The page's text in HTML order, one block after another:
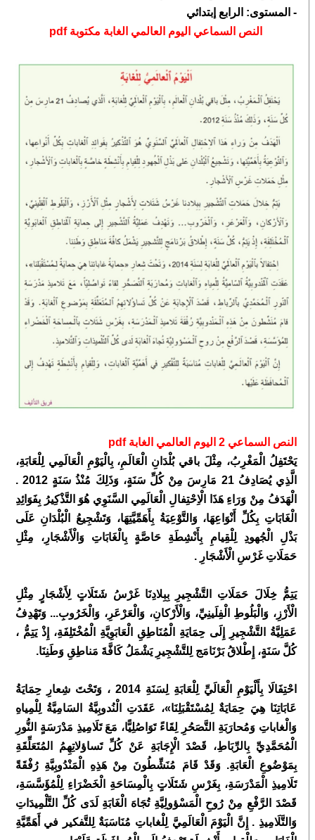
- المستوى: الرابع إبتدائي
النص السماعي اليوم العالمي الغابة مكتوبة pdf
النص السماعي 2 اليوم العالمي الغابة pdf
يَحْتَفِلُ الْمَغْرِبُ، مِثْلَ باقي بُلْدَانِ الْعَالَمِ، بِالْيَوْمِ الْعَالَمِي لِلْعَابَةِ،
الَّذِي يُصَادِفُ 21 مَارِسَ مِنْ كُلِّ سَنَةٍ، وَذَلِكَ مُنْذُ سَنَةٍ 2012 .
الْهَدَفُ مِنْ وَرَاءِ هَذَا الْاِحْتِفالِ الْعَالَمِي السَّنَوِي هُوَ التَّذْكِيرُ بِفَوَائِدِ
الْغَابَاتِ بِكُلِّ أَنْوَاعِهَا، وَالتَّوْعِيَةُ بِأَهَمِّيَّتِهَا، وَتَشْجِيعُ الْبُلْدَانِ عَلَى
بَذْلِ الْجُهودِ لِلْقِيامِ بِأَنْشِطَةِ حَاصَّةٍ بِالْغَابَاتِ وَالْأَشْجَارِ، مِثْلِ
حَمَلَاتِ غَرْسِ الْأَشْجَارِ .
يَتِمُّ خِلَالَ حَمَلَاتِ التَّشْجِيرِ بِبِلادِنَا غَرْسُ شَتَلَاتٍ لِأَشْجَارٍ مِثْلِ
الْأَرْزِ، وَالْبَلُوطِ الْفِلَينِيِّ، وَالْأَرْكانِ، وَالْعَرْعَرِ، وَالْخَرُوبِ... وَتَهْدِفُ
عَمَلِيَّةُ التَّشْجِيرِ إِلَى حِمَايَةِ الْمُنَاطِقِ الْعَابَوِيَّةِ الْمُخْتَلِفَةِ، إِذْ يَتِمُّ ،
كُلَّ سَنَةٍ، إِطْلاقُ بَرْنَامَج لِلتَّشْجِيرِ يَشْمَلُ كَافَّةَ مَناطِقِ وَطَنِنَا.
احْتِفَالَا بِأَلْيَوْمِ الْعَالَيِّ لِلْعَابَةِ لِسَنَةِ 2014 ، وَتَحْتَ شِعارِ حِمَايَةُ
عَابَاتِنَا هِيَ حِمَايَةٌ لِمُسْتَقْبَلِنَا»، عَقَدَتِ الْنُدوبِيَّةُ السَامِيَّةُ لِلْمِياهِ
وَالْغاباتِ وَمُحارَبَةِ التَّصَحُرِ لِقَاءً تَوَاصُلِيًّا، مَعَ تَلَامِيذِ مَدْرَسَةٍ النُّورِ
الْمُحَمَّدِيِّ بِالرِّبَاطِ، قَصْدَ الْإِجَابَةِ عَنْ كُلِّ تَساؤلاتِهِمُ المُتَعَلِّقَةِ
بِمَوْضُوعِ الْعَابَةِ. وَقَدْ قَامَ مُنَشِّطُونَ مِنْ هَذِهِ الْمَنْدُوبِيَّةِ رُفْقَةً
تَلَامِيذِ الْمَدْرَسَةِ، بِغَرْسِ شَتَلَاتٍ بِالْمِسَاحَةِ الْخَضْرَاءِ لِلْمُؤَسَّسَةِ،
قَصْدَ الرَّفْعِ مِنْ رُوحِ الْمَسْؤولِيَّةِ تُجَاهَ الْغَابَةِ لَدَى كُلِّ التَّلْمِيدَاتِ
وَالتَّلَامِيذِ . إِنَّ الْيَوْمَ الْعَالَمِيَّ لِلْغاباتِ مُنَاسَبَةٌ لِلتَّفكير في أَهَمِّيَّةِ